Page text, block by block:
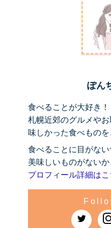
ぽん
食べることが大好き！
札幌近郊のグルメや
味しかった食べものを
食べることに目がない
美味しいものがない
プロフィール詳細はこ